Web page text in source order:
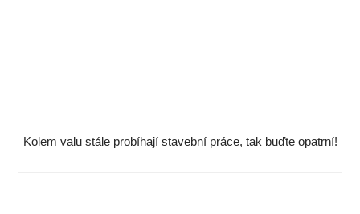
Kolem valu stále probíhají stavební práce, tak buďte opatrní!